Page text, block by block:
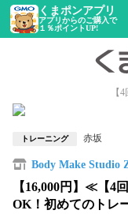
くまポンアプリ
アプリからのご購入で
１％ポイントUP!
【
トレーニング 赤坂
Body Make Studio
【16,000円】≪【4
OK！初めてのトレ